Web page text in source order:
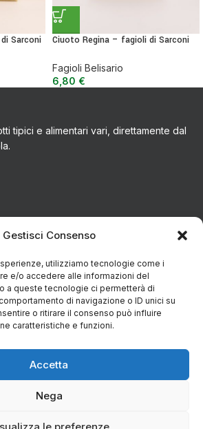
Gestisci Consenso
utilizziamo tecnologie come i
e/o accedere alle informazioni del
a queste tecnologie ci permetterà di
di navigazione o ID unici su
o ritirare il consenso può influire
caratteristiche e funzioni.
Accetta
Nega
le preferenze
Sarconi
Ciuoto Regina – fagioli di Sarconi
Fagioli Belisario
6,80 €
tipici e alimentari vari, direttamente dal
in Campagna Val d'Agri